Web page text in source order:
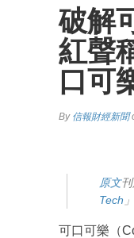
破解
紅聲
口可
By 信報財經新聞
原文
Tech 」
可口可樂（